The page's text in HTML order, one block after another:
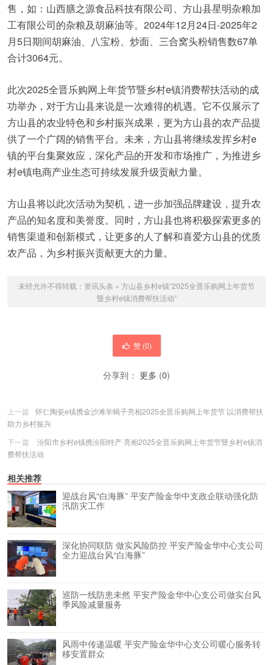
售，如：山西膳之源食品科技有限公司、方山县星明杂粮加
工有限公司的杂粮及胡麻油等。2024年12月24日-2025年2
月5日期间胡麻油、八宝粉、炒面、三合窝头粉销售数67单
合计3064元。
此次2025全晋乐购网上年货节暨乡村e镇消费帮扶活动的成
功举办，对于方山县来说是一次难得的机遇。它不仅展示了
方山县的农业特色和乡村振兴成果，更为方山县的农产品提
供了一个广阔的销售平台。未来，方山县将继续发挥乡村e
镇的平台集聚效应，深化产品的开发和市场推广，为推进乡
村e镇电商产业生态可持续发展升级贡献力量。
方山县将以此次活动为契机，进一步加强品牌建设，提升农
产品的知名度和美誉度。同时，方山县也将积极探索更多的
销售渠道和创新模式，让更多的人了解和喜爱方山县的优质
农产品，为乡村振兴贡献更大的力量。
未经允许不得转载： 资讯头条 » 方山县乡村e镇“2025全晋乐购网上年货节
暨乡村e镇消费帮扶活动”
赞 (0)
分享到： 更多 (0)
上一篇
怀仁陶瓷e镇携金沙滩羊蝎子亮相2025全晋乐购网上年货节 以消费帮扶
助力乡村振兴
下一篇
​ 汾阳市乡村e镇携汾阳特产 亮相2025全晋乐购网上年货节暨乡村e镇消
费帮扶活动
相关推荐
迎战台风“白海豚” 平安产险金华中支政企联动强化防
汛防灾工作
深化协同联防 做实风险防控 平安产险金华中心支公司
全力迎战台风“白海豚”
巡防一线防患未然 平安产险金华中心支公司做实台风
季风险减量服务
风雨中传递温暖 平安产险金华中心支公司暖心服务转
移安置群众